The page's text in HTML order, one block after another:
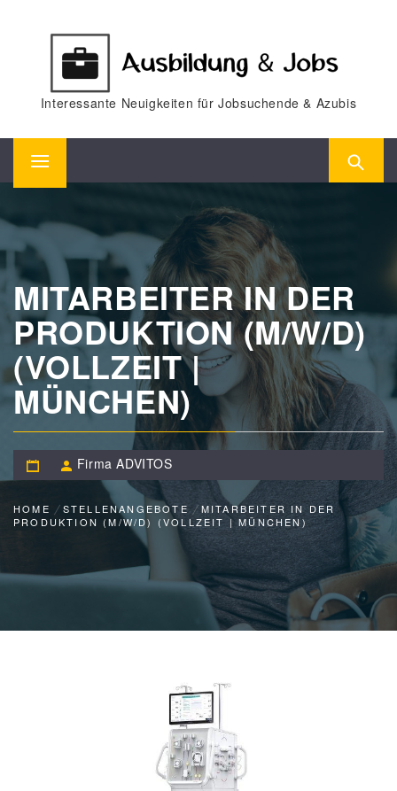
Interessante Neuigkeiten für Jobsuchende & Azubis
Primary
Menu
MITARBEITER IN DER
PRODUKTION (M/W/D)
(VOLLZEIT |
MÜNCHEN)
Firma ADVITOS
HOME STELLENANGEBOTE
MITARBEITER IN DER
PRODUKTION (M/W/D) (VOLLZEIT | MÜNCHEN)